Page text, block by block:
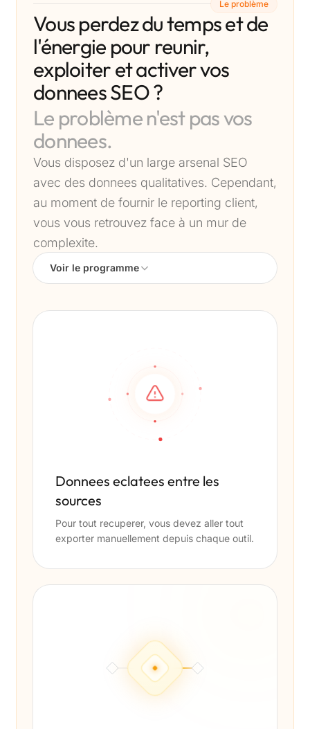
Le problème
Vous perdez du temps et de
l'énergie pour reunir,
exploiter et activer vos
donnees SEO ?
Le problème n'est pas vos
donnees.
Vous disposez d'un large arsenal SEO
avec des donnees qualitatives. Cependant,
au moment de fournir le reporting client,
vous vous retrouvez face à un mur de
complexite.
Voir le programme
Donnees eclatees entre les
sources
Pour tout recuperer, vous devez aller tout
exporter manuellement depuis chaque outil.